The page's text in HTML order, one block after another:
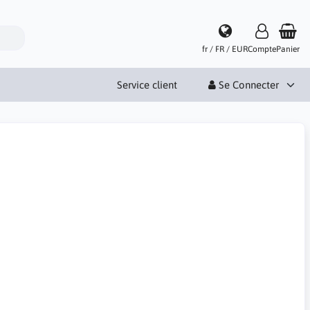
fr / FR / EURComptePanier
Service client Se Connecter